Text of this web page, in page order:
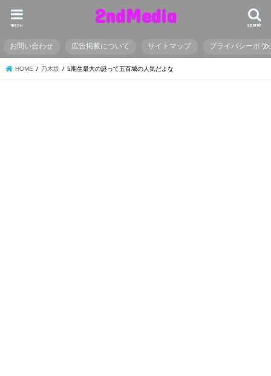
2ndMedia search
menu
お問い合わせ 広告掲載について サイトマップ プライバシーポリ
HOME 乃木坂 5期生最大の謎って五百城の人気だよな